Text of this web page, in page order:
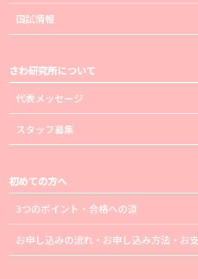
国試情報
さわ研究所について
代表メッセージ
スタッフ募集
初めての方へ
3つのポイント・合格への道
お申し込みの流れ・お申し込み方法・お